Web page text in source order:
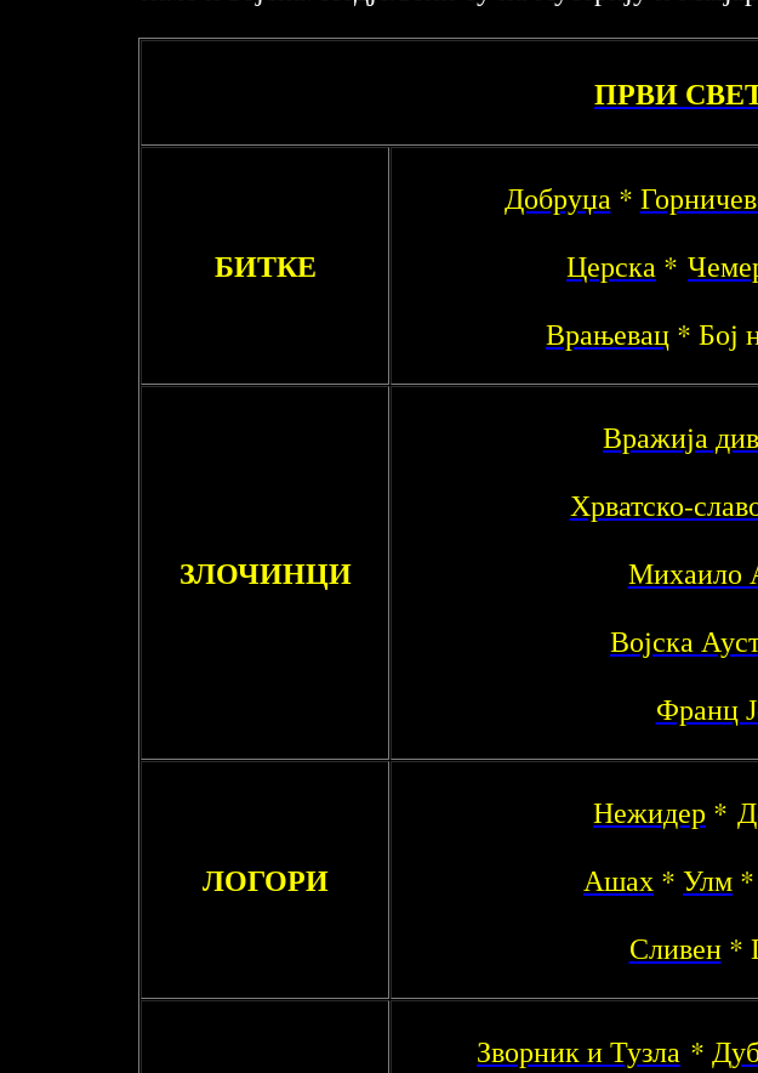
ПРВИ
БИТКЕ
Добруџа*
Церска *
Врањевац * Бој
ЗЛОЧИНЦИ
Вражија
Хрватско-
Михаило
Војска
Франц
ЛОГОРИ
Нежидер *
Ашах * Улм *
Сливен*
Зворник и Тузла *